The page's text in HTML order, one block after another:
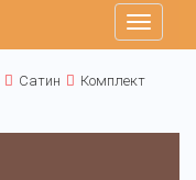
Toggle
Сатин
Комплект